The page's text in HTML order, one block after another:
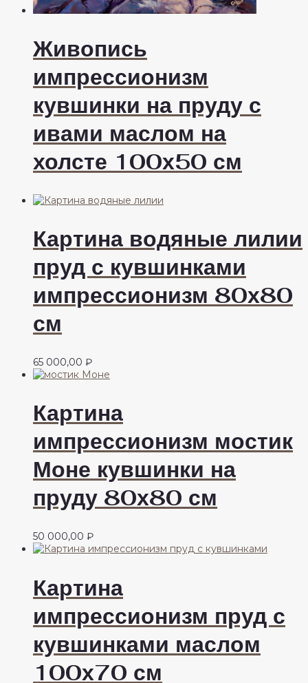
Живопись
импрессионизм
кувшинки на пруду с
ивами маслом на
холсте 100х50 см
Картина водяные лилии
пруд с кувшинками
импрессионизм 80х80
см
65 000,00 ₽
Картина
импрессионизм мостик
Моне кувшинки на
пруду 80х80 см
50 000,00 ₽
Картина
импрессионизм пруд с
кувшинками маслом
100х70 см